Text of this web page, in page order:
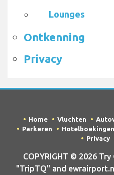
Lounges
Ontkenning
Privacy
Home Vluchten
Parkeren
Hotelboekingen
Privacy
COPYRIGHT © 2026
"TripTQ" and